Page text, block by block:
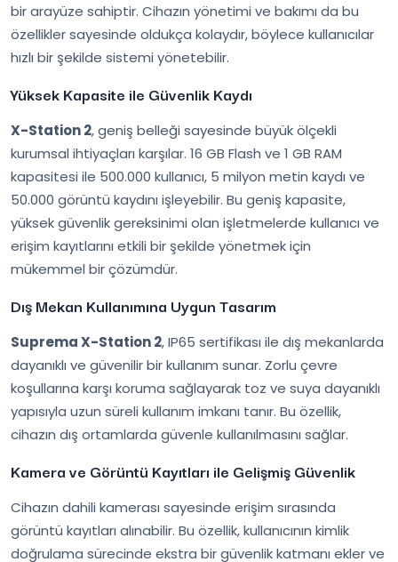
bir arayüze sahiptir. Cihazın yönetimi ve bakımı da bu
özellikler sayesinde oldukça kolaydır, böylece kullanıcılar
hızlı bir şekilde sistemi yönetebilir.
Yüksek Kapasite ile Güvenlik Kaydı
X-Station 2, geniş belleği sayesinde büyük ölçekli
kurumsal ihtiyaçları karşılar. 16 GB Flash ve 1 GB RAM
kapasitesi ile 500.000 kullanıcı, 5 milyon metin kaydı ve
50.000 görüntü kaydını işleyebilir. Bu geniş kapasite,
yüksek güvenlik gereksinimi olan işletmelerde kullanıcı ve
erişim kayıtlarını etkili bir şekilde yönetmek için
mükemmel bir çözümdür.
Dış Mekan Kullanımına Uygun Tasarım
Suprema X-Station 2, IP65 sertifikası ile dış mekanlarda
dayanıklı ve güvenilir bir kullanım sunar. Zorlu çevre
koşullarına karşı koruma sağlayarak toz ve suya dayanıklı
yapısıyla uzun süreli kullanım imkanı tanır. Bu özellik,
cihazın dış ortamlarda güvenle kullanılmasını sağlar.
Kamera ve Görüntü Kayıtları ile Gelişmiş Güvenlik
Cihazın dahili kamerası sayesinde erişim sırasında
görüntü kayıtları alınabilir. Bu özellik, kullanıcının kimlik
doğrulama sürecinde ekstra bir güvenlik katmanı ekler ve